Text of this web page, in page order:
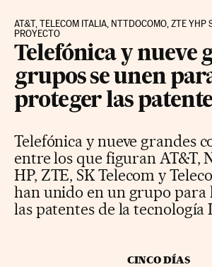
AT&T, TELECOM ITALIA, NTTDOCOMO, ZTE YHP
PROYECTO
Telefónica y nueve
grupos se unen
proteger las
Telefónica y nueve grandes
entre los que figuran AT&T,
HP, ZTE, SK Telecom y
han unido en un grupo para
las patentes de la tecnología
CINCO DÍAS